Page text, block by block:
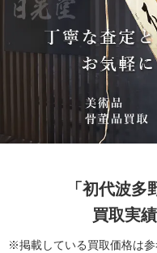
「初代波多
買取実
※掲載している買取価格は